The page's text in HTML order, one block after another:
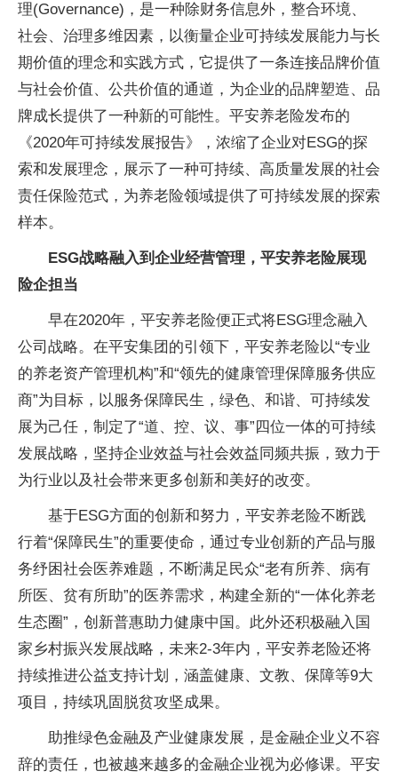
理(Governance)，是一种除财务信息外，整合环境、
社会、治理多维因素，以衡量企业可持续发展能力与长
期价值的理念和实践方式，它提供了一条连接品牌价值
与社会价值、公共价值的通道，为企业的品牌塑造、品
牌成长提供了一种新的可能性。平安养老险发布的
《2020年可持续发展报告》，浓缩了企业对ESG的探
索和发展理念，展示了一种可持续、高质量发展的社会
责任保险范式，为养老险领域提供了可持续发展的探索
样本。
ESG战略融入到企业经营管理，平安养老险展现
险企担当
早在2020年，平安养老险便正式将ESG理念融入
公司战略。在平安集团的引领下，平安养老险以“专业
的养老资产管理机构”和“领先的健康管理保障服务供应
商”为目标，以服务保障民生，绿色、和谐、可持续发
展为己任，制定了“道、控、议、事”四位一体的可持续
发展战略，坚持企业效益与社会效益同频共振，致力于
为行业以及社会带来更多创新和美好的改变。
基于ESG方面的创新和努力，平安养老险不断践
行着“保障民生”的重要使命，通过专业创新的产品与服
务纾困社会医养难题，不断满足民众“老有所养、病有
所医、贫有所助”的医养需求，构建全新的“一体化养老
生态圈”，创新普惠助力健康中国。此外还积极融入国
家乡村振兴发展战略，未来2-3年内，平安养老险还将
持续推进公益支持计划，涵盖健康、文教、保障等9大
项目，持续巩固脱贫攻坚成果。
助推绿色金融及产业健康发展，是金融企业义不容
辞的责任，也被越来越多的金融企业视为必修课。平安